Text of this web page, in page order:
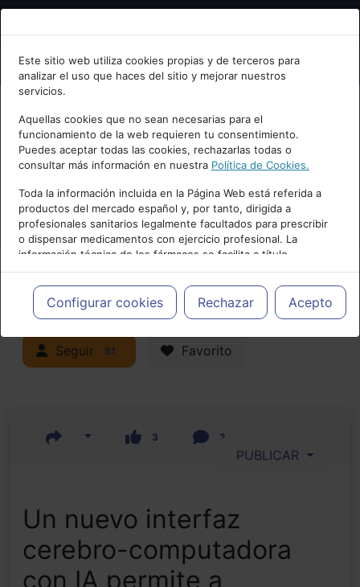
Bienvenid@ a psiquiatria.com
Escribe tu Email
Accede o regístrate con tu email.
Cancelar
Este sitio web utiliza cookies propias y de terceros para
analizar el uso que haces del sitio y mejorar nuestros
servicios.
Aquellas cookies que no sean necesarias para el
funcionamiento de la web requieren tu consentimiento.
Puedes aceptar todas las cookies, rechazarlas todas o
consultar más información en nuestra Política de Cookies.
Toda la información incluida en la Página Web está referida a
productos del mercado español y, por tanto, dirigida a
profesionales sanitarios legalmente facultados para prescribir
o dispensar medicamentos con ejercicio profesional. La
información técnica de los fármacos se facilita a título
meramente informativo, siendo responsabilidad de los
profesionales facultados prescribir medicamentos y decidir, en
cada caso concreto, el tratamiento más adecuado a las
necesidades del paciente.
Configurar cookies Rechazar Acepto
Actualidad y Artículos|
Neuropsiquiatría y Neurología
Seguir 51 Favorito
3 2
PUBLICAR
Un nuevo interfaz
cerebro-computadora
con IA permite a